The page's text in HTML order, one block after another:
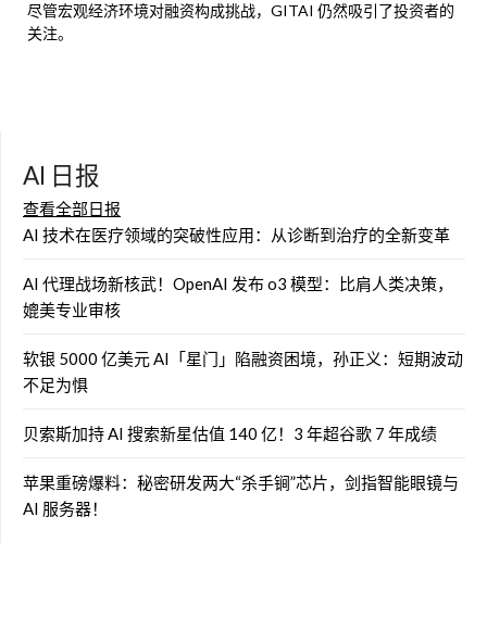
尽管宏观经济环境对融资构成挑战，GITAI 仍然吸引了投资者的
关注。
AI 日报
查看全部日报
AI 技术在医疗领域的突破性应用：从诊断到治疗的全新变革
AI 代理战场新核武！OpenAI 发布 o3 模型：比肩人类决策，
媲美专业审核
软银 5000 亿美元 AI「星门」陷融资困境，孙正义：短期波动
不足为惧
贝索斯加持 AI 搜索新星估值 140 亿！3 年超谷歌 7 年成绩
苹果重磅爆料：秘密研发两大“杀手锏”芯片，剑指智能眼镜与
AI 服务器！